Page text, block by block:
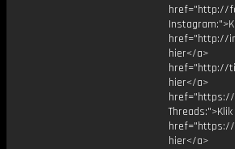
href="http://
href="http://
hier</
href="http://
hier</
href="https://
href="https://
hier</a>